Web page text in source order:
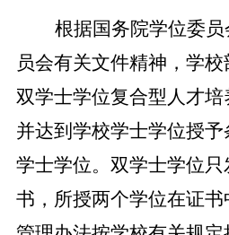
根据国务院学位委
员会有关文件精神，学
双学士学位复合型人才
并达到学校学士学位授
学士学位。双学士学位
书，所授两个学位在证书